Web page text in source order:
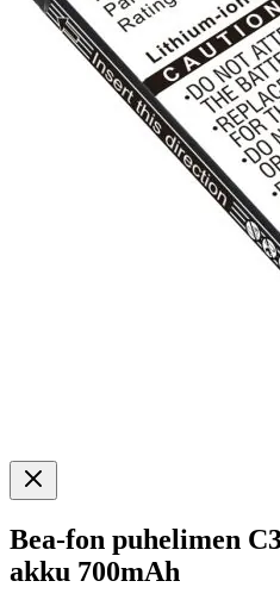
Bea-fon puhelimen
akku 700mAh